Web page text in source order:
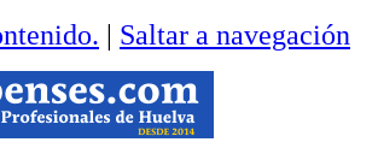
| Saltar a navegación